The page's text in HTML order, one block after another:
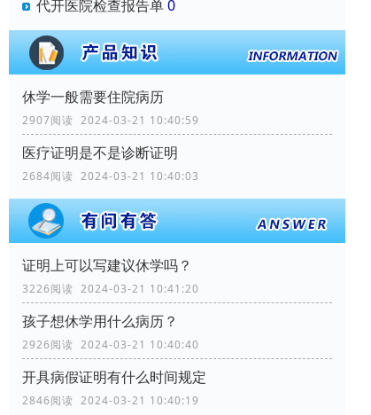
代开医院检查报告单0
休学一般需要住院病历
2907阅读 2024-03-21 10:40:59
医疗证明是不是诊断证明
2684阅读 2024-03-21 10:40:03
证明上可以写建议休学吗？
3226阅读 2024-03-21 10:41:20
孩子想休学用什么病历？
2926阅读 2024-03-21 10:40:40
开具病假证明有什么时间规定
2846阅读 2024-03-21 10:40:19